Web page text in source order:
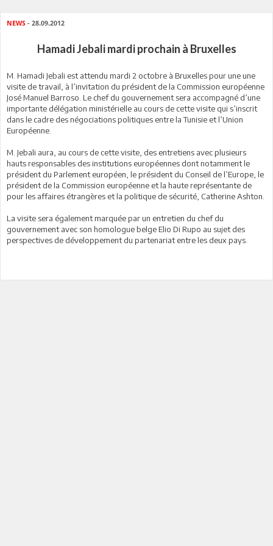
NEWS - 28.09.2012
Hamadi Jebali mardi prochain à Bruxelles
M. Hamadi Jebali est attendu mardi 2 octobre à Bruxelles pour une une
visite de travail, à l’invitation du président de la Commission européenne
José Manuel Barroso. Le chef du gouvernement sera accompagné d’une
importante délégation ministérielle au cours de cette visite qui s’inscrit
dans le cadre des négociations politiques entre la Tunisie et l’Union
Européenne.
M. Jebali aura, au cours de cette visite, des entretiens avec plusieurs
hauts responsables des institutions européennes dont notamment le
président du Parlement européen, le président du Conseil de l’Europe, le
président de la Commission européenne et la haute représentante de
pour les affaires étrangères et la politique de sécurité, Catherine Ashton.
La visite sera également marquée par un entretien du chef du
gouvernement avec son homologue belge Elio Di Rupo au sujet des
perspectives de développement du partenariat entre les deux pays.